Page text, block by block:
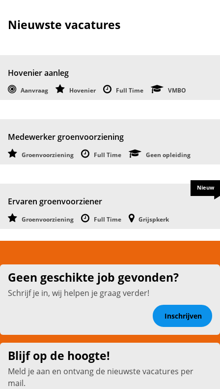
Nieuwste vacatures
Hovenier aanleg
Aanvraag Hovenier Full Time VMBO
Medewerker groenvoorziening
Groenvoorziening Full Time Geen opleiding
Ervaren groenvoorziener
Groenvoorziening Full Time Grijspkerk
Nieuw
Geen geschikte job gevonden?
Schrijf je in, wij helpen je graag verder!
Inschrijven
Blijf op de hoogte!
Meld je aan en ontvang de nieuwste vacatures per
mail.